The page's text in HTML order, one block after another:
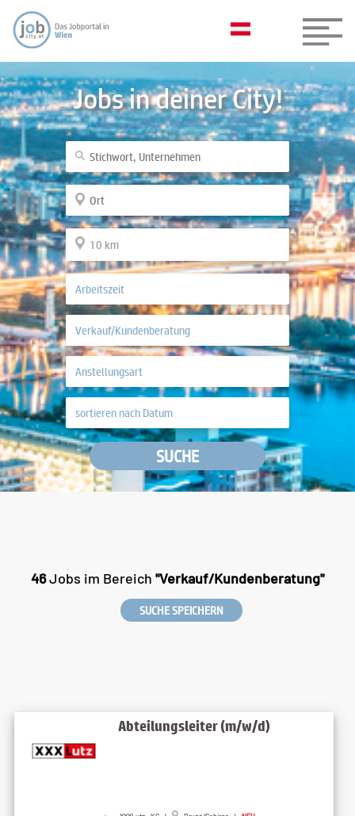
Jobs in deiner City!
SUCHE
46Jobs im Bereich "Verkauf/Kundenberatung"
SUCHE SPEICHERN
Abteilungsleiter (m/w/d)